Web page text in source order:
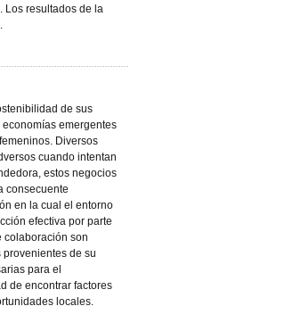
Los resultados de la
de sus
emergentes
Diversos
cuando intentan
estos negocios
consecuente
en la cual el entorno
efectiva por parte
colaboración son
de su
para el
de encontrar factores
locales.